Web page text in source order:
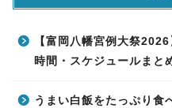
【富岡八幡宮例大祭
時間・スケジュールまと
うまい白飯をたっぷり食